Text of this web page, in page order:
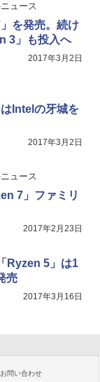
ュース
を発売。続け
3」も投入へ
2017年3月2日
Intelの牙城を
2017年3月2日
ュース
7」ファミリ
2017年2月23日
Ryzen 5」は1
売
2017年3月16日
お問い合わせ